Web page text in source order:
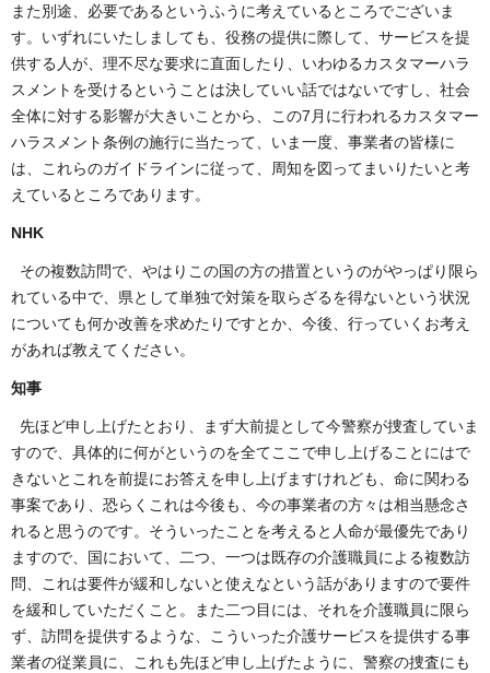
また別途、必要であるというふうに考えているところでございま
す。いずれにいたしましても、役務の提供に際して、サービスを提
供する人が、理不尽な要求に直面したり、いわゆるカスタマーハラ
スメントを受けるということは決していい話ではないですし、社会
全体に対する影響が大きいことから、この7月に行われるカスタマー
ハラスメント条例の施行に当たって、いま一度、事業者の皆様に
は、これらのガイドラインに従って、周知を図ってまいりたいと考
えているところであります。
NHK
その複数訪問で、やはりこの国の方の措置というのがやっぱり限ら
れている中で、県として単独で対策を取らざるを得ないという状況
についても何か改善を求めたりですとか、今後、行っていくお考え
があれば教えてください。
知事
先ほど申し上げたとおり、まず大前提として今警察が捜査していま
すので、具体的に何がというのを全てここで申し上げることにはで
きないとこれを前提にお答えを申し上げますけれども、命に関わる
事案であり、恐らくこれは今後も、今の事業者の方々は相当懸念さ
れると思うのです。そういったことを考えると人命が最優先であり
ますので、国において、二つ、一つは既存の介護職員による複数訪
問、これは要件が緩和しないと使えなという話がありますので要件
を緩和していただくこと。また二つ目には、それを介護職員に限ら
ず、訪問を提供するような、こういった介護サービスを提供する事
業者の従業員に、これも先ほど申し上げたように、警察の捜査にも